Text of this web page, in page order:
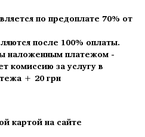
по предоплате 70% от
после 100% оплаты.
наложенным платежом -
комиссию за услугу в
+ 20 грн
картой на сайте